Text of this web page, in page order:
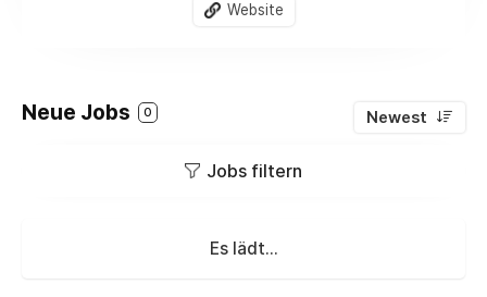
Website
Neue Jobs 0 Newest
Jobs filtern
Es lädt...